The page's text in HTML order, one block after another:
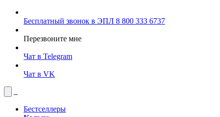
Бесплатный звонок в ЭПЛ 8 800 333 6737
Перезвоните мне
Чат в Telegram
Чат в VK
Бестселлеры